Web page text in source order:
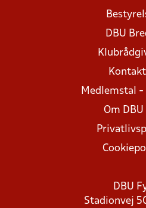
DBU
Medlemstal -
Om DBU
DBU
Stadionvej